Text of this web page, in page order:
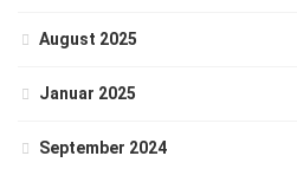
August 2025
Januar 2025
September 2024